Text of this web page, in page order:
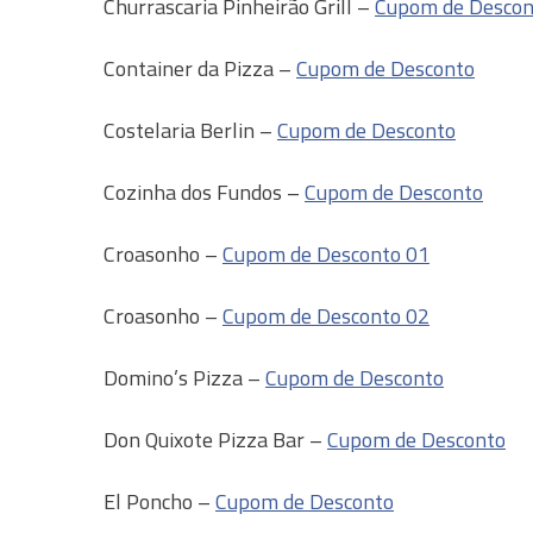
Churrascaria Pinheirão Grill –Cupom de
Container da Pizza –Cupom de Desconto
Costelaria Berlin –Cupom de Desconto
Cozinha dos Fundos –Cupom de Desconto
Croasonho –Cupom de Desconto 01
Croasonho –Cupom de Desconto 02
Domino’s Pizza –Cupom de Desconto
Don Quixote Pizza Bar –Cupom de Desconto
El Poncho –Cupom de Desconto